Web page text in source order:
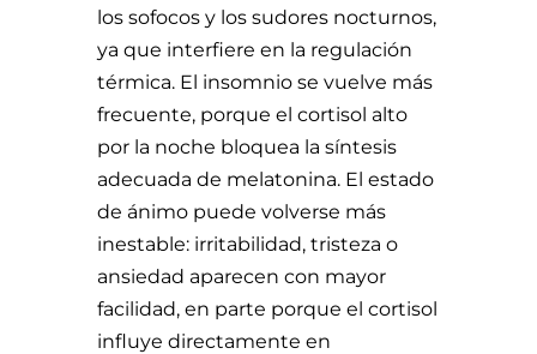
los sofocos y los sudores nocturnos,
ya que interfiere en la regulación
térmica. El insomnio se vuelve más
frecuente, porque el cortisol alto
por la noche bloquea la síntesis
adecuada de melatonina. El estado
de ánimo puede volverse más
inestable: irritabilidad, tristeza o
ansiedad aparecen con mayor
facilidad, en parte porque el cortisol
influye directamente en